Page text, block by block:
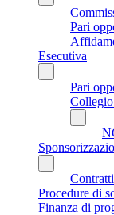
Pari
Esecutiva
Pari
Procedure di
Finanza di